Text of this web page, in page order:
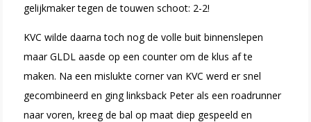
gelijkmaker tegen de touwen schoot: 2-2!
KVC wilde daarna toch nog de volle buit binnenslepen
maar GLDL aasde op een counter om de klus af te
maken. Na een mislukte corner van KVC werd er snel
gecombineerd en ging linksback Peter als een roadrunner
naar voren, kreeg de bal op maat diep gespeeld en